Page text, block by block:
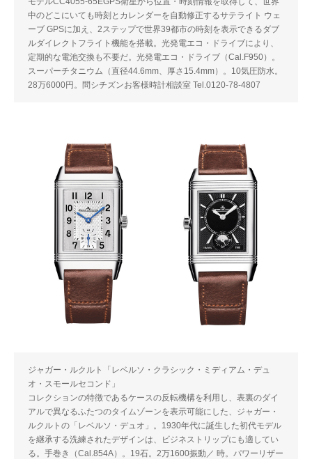
中のどこにいても時刻とカレンダーを自動修正するサテライト ウェ
ーブ GPSに加え、2ステップで世界39都市の時刻を表示できるダブ
ルダイレクトフライト機能を搭載。光発電エコ・ドライブにより、
定期的な電池交換も不要だ。光発電エコ・ドライブ（Cal.F950）。
スーパーチタニウム（直径44.6mm、厚さ15.4mm）。10気圧防水。
28万6000円。問シチズンお客様時計相談室 Tel.0120-78-4807
ジャガー・ルクルト「レベルソ・クラシック・ミディアム・デュ
オ・スモールセコンド」
コレクションの特徴であるケースの反転機構を利用し、表裏のダイ
アルで異なるふたつのタイムゾーンを表示可能にした、ジャガー・
ルクルトの「レベルソ・デュオ」。1930年代に誕生した初代モデル
を継承する洗練されたデザインは、ビジネストリップにも適してい
る。手巻き（Cal.854A）。19石。2万1600振動／ 時。パワーリザー